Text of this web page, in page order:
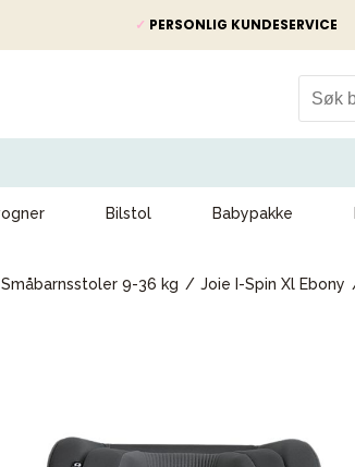
✓ PERSONLIG KUNDESERVICE
Bilstol Babypakke
Småbarnsstoler 9-36 kg Joie I-Spin Xl Ebony